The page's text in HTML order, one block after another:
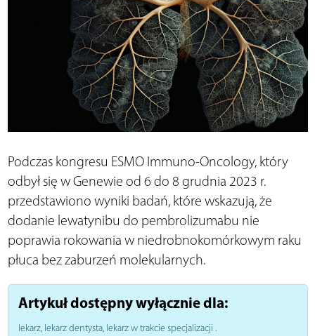
Podczas kongresu ESMO Immuno-Oncology, który
odbył się w Genewie od 6 do 8 grudnia 2023 r.
przedstawiono wyniki badań, które wskazują, że
dodanie lewatynibu do pembrolizumabu nie
poprawia rokowania w niedrobnokomórkowym raku
płuca bez zaburzeń molekularnych.
Artykuł dostępny wyłącznie dla:
lekarz, lekarz dentysta, lekarz w trakcie specjalizacji .